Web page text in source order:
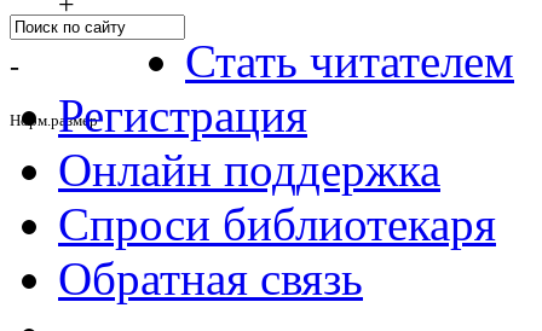
-
Норм.размер
Стать читателем
Регистрация
Онлайн поддержка
Спроси библиотекаря
Обратная связь